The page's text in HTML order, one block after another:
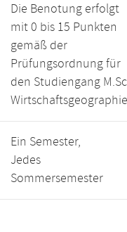
Die Benotung erfolgt
mit 0 bis 15 Punkten
gemäß der
Prüfungsordnung für
den Studiengang
Ein Semester,
Jedes
Sommersemester